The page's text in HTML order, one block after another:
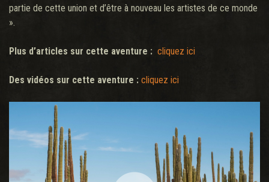
partie de cette union et d’être à nouveau les artistes de ce monde
».
Plus d’articles sur cette aventure : cliquez ici
Des vidéos sur cette aventure : cliquez ici